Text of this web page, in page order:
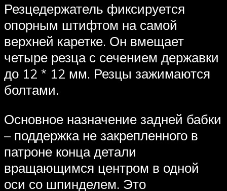
Резцедержатель фиксируется
опорным штифтом на самой
верхней каретке. Он вмещает
четыре резца с сечением державки
до 12 * 12 мм. Резцы зажимаются
болтами.
Основное назначение задней бабки
– поддержка не закрепленного в
патроне конца детали
вращающимся центром в одной
оси со шпинделем. Это